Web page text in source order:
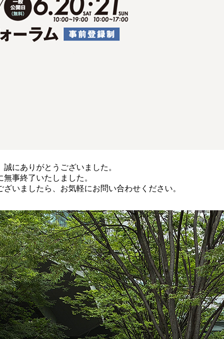
にありがとうございました。
事終了いたしました。
いましたら、お気軽にお問い合わせください。